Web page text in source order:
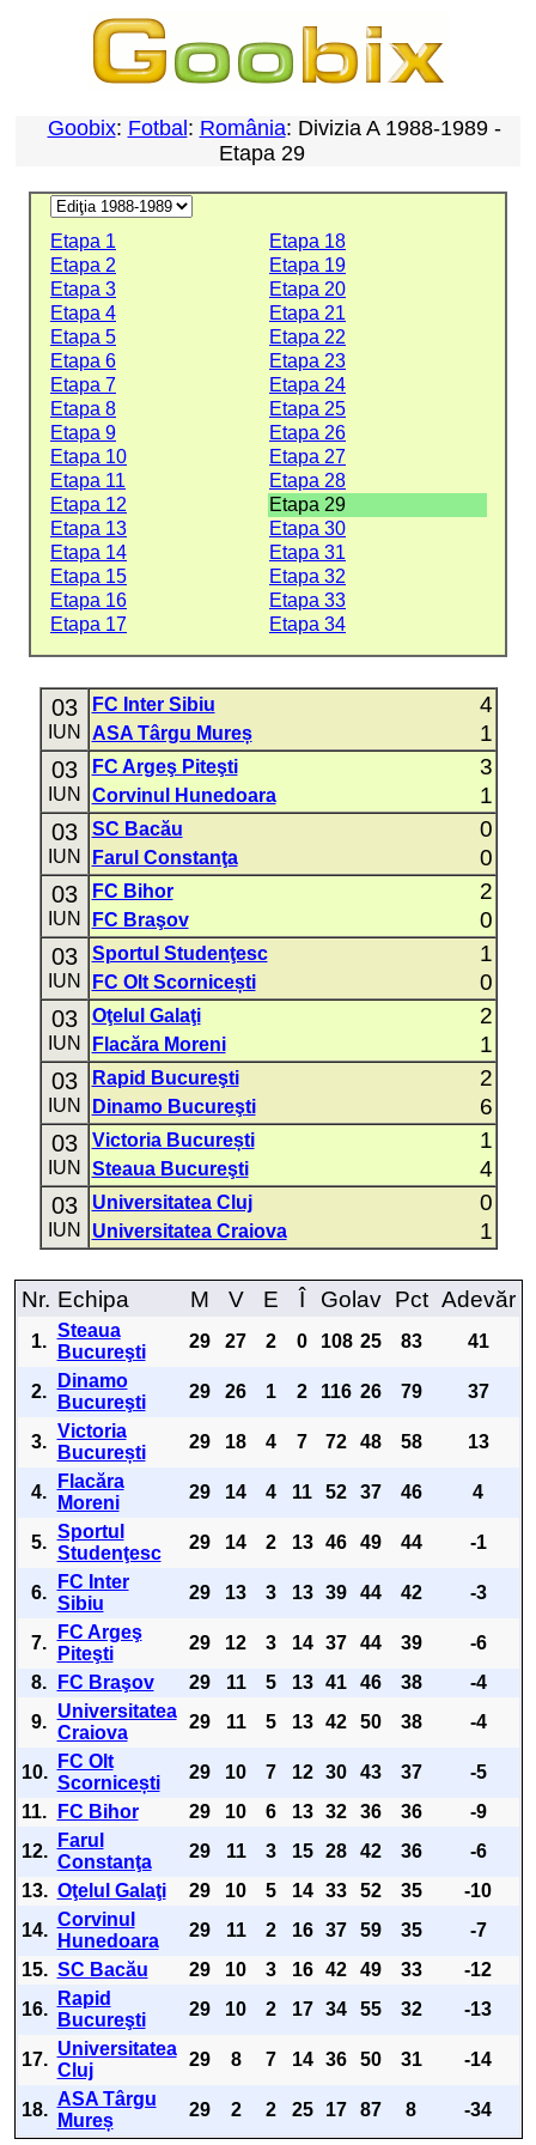
Goobix: Fotbal : România: Divizia A 1988-1989 -
Etapa 29
Etapa 1
Etapa 18
Etapa 2
Etapa 19
Etapa 3
Etapa 20
Etapa 4
Etapa 21
Etapa 5
Etapa 22
Etapa 6
Etapa 23
Etapa 7
Etapa 24
Etapa 8
Etapa 25
Etapa 9
Etapa 26
Etapa 10
Etapa 27
Etapa 11
Etapa 28
Etapa 12
Etapa 29
Etapa 13
Etapa 30
Etapa 14
Etapa 31
Etapa 15
Etapa 32
Etapa 16
Etapa 33
Etapa 17
Etapa 34
03
IUN
FC Inter Sibiu 4
ASA Târgu Mureș 1
03
IUN
FC Argeş Piteşti 3
Corvinul Hunedoara 1
03
IUN
SC Bacău 0
Farul Constanţa 0
03
IUN
FC Bihor 2
FC Braşov 0
03
IUN
Sportul Studenţesc 1
FC Olt Scornicești 0
03
IUN
Oţelul Galaţi 2
Flacăra Moreni 1
03
IUN
Rapid Bucureşti 2
Dinamo Bucureşti 6
03
IUN
Victoria București 1
Steaua Bucureşti 4
03
IUN
Universitatea Cluj 0
Universitatea Craiova 1
Nr. Echipa M V E Î Golav Pct Adevăr
1.
Steaua
Bucureşti
29 27 2 0 108 25 83 41
2.
Dinamo
Bucureşti
29 26 1 2 116 26 79 37
3.
Victoria
București
29 18 4 7 72 48 58 13
4.
Flacăra
Moreni
29 14 4 11 52 37 46 4
5.
Sportul
Studenţesc
29 14 2 13 46 49 44 -1
6.
FC Inter
Sibiu
29 13 3 13 39 44 42 -3
7.
FC Argeş
Piteşti
29 12 3 14 37 44 39
-6
8.
FC Braşov 29 11 5 13 41 46 38
-4
9.
Universitatea
Craiova
29 11 5 13 42 50 38 -4
10.
FC Olt
Scornicești
29 10 7 12 30 43 37
-5
11.
FC Bihor 29 10 6 13 32 36 36
-9
12.
Farul
Constanţa
29 11 3 15 28 42 36
-6
13. Oţelul Galaţi 29 10 5 14 33 52 35
-10
14.
Corvinul
Hunedoara
29 11 2 16 37 59 35
-7
15. SC Bacău 29 10 3 16 42 49 33
-12
16.
Rapid
Bucureşti
29 10 2 17 34 55 32 -13
17.
Universitatea
Cluj
29 8 7 14 36 50 31 -14
18.
ASA Târgu
Mureș
29 2 2 25 17 87 8 -34